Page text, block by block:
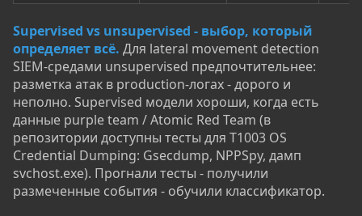
Supervised vs unsupervised - выбор, который
определяет всё. Для lateral movement detection
SIEM-средами unsupervised предпочтительнее:
разметка атак в production-логах - дорого и
неполно. Supervised модели хороши, когда есть
данные purple team / Atomic Red Team (в
репозитории доступны тесты для T1003 OS
Credential Dumping: Gsecdump, NPPSpy, дамп
svchost.exe). Прогнали тесты - получили
размеченные события - обучили классификатор.